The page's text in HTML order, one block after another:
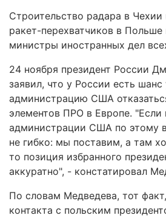
Строительство радара в
ракет-перехватчиков в
министры иностранных дел
24 ноября президент России
заявил, что у России есть
администрацию США
элементов ПРО в Европе.
администрации США по этому
не гибко: мы поставим, а там
то позиция избранного
аккуратно", - констатировал
По словам Медведева, тот
контакта с польским